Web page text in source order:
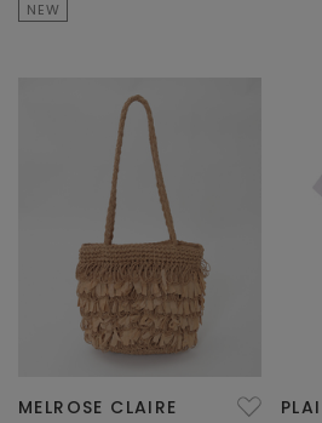
NEW
MELROSE CLAIRE